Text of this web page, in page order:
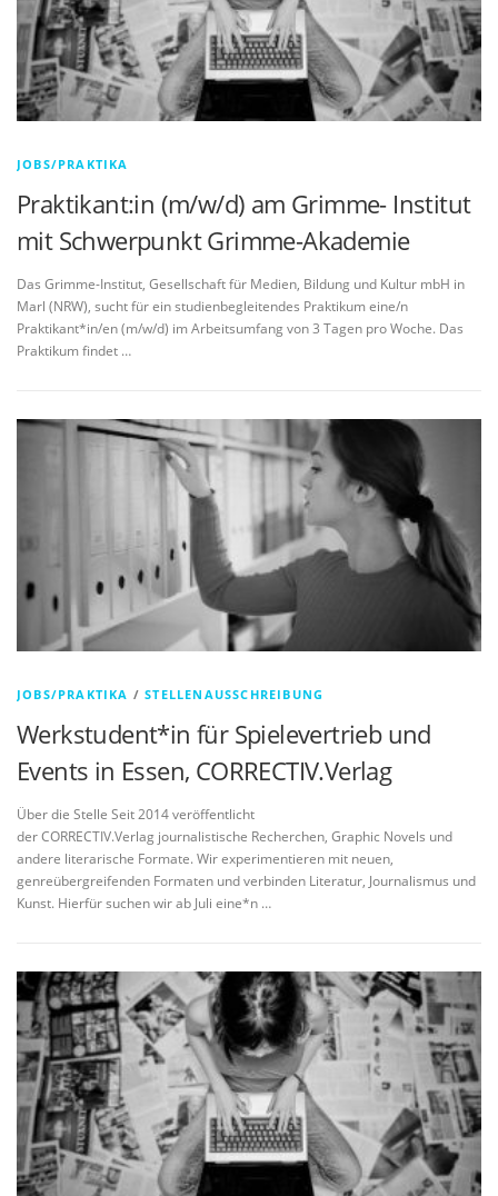
JOBS/PRAKTIKA
Praktikant:in (m/w/d) am Grimme- Institut
mit Schwerpunkt Grimme-Akademie
Das Grimme-Institut, Gesellschaft für Medien, Bildung und Kultur mbH in
Marl (NRW), sucht für ein studienbegleitendes Praktikum eine/n
Praktikant*in/en (m/w/d) im Arbeitsumfang von 3 Tagen pro Woche. Das
Praktikum findet …
JOBS/PRAKTIKA /STELLENAUSSCHREIBUNG
Werkstudent*in für Spielevertrieb und
Events in Essen, CORRECTIV.Verlag
Über die Stelle Seit 2014 veröffentlicht
der CORRECTIV.Verlag journalistische Recherchen, Graphic Novels und
andere literarische Formate. Wir experimentieren mit neuen,
genreübergreifenden Formaten und verbinden Literatur, Journalismus und
Kunst. Hierfür suchen wir ab Juli eine*n …